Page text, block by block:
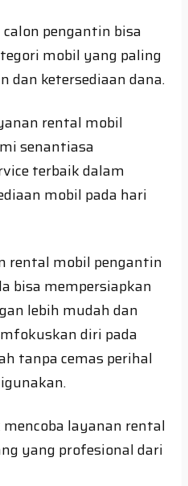
pengantin bisa
mobil yang paling
dan ketersediaan dana.
rental mobil
senantiasa
terbaik dalam
mobil pada hari
rental mobil pengantin
bisa mempersiapkan
lebih mudah dan
diri pada
tanpa cemas perihal
layanan rental
yang profesional dari